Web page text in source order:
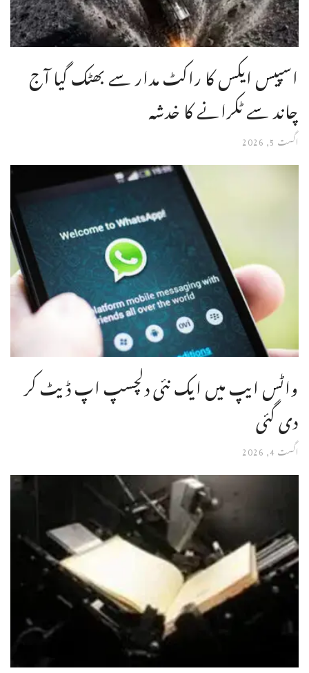
اسپیس ایکس کا راکٹ مدار سے بھٹک گیا آج
چاند سے ٹکرانے کا خدشہ
اگست 5, 2026
واٹس ایپ میں ایک نئی دلچسپ اپ ڈیٹ کر
دی گئی
اگست 4, 2026